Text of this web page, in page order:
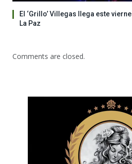
El ‘Grillo’ Villegas llega este
La Paz
Comments are closed.